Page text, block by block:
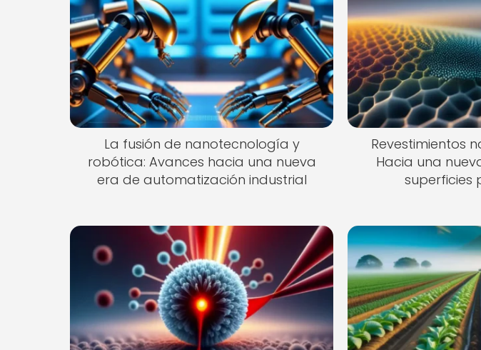
La fusión de nanotecnología y
robótica: Avances hacia una nueva
era de automatización industrial
Revestimientos
Hacia una
superficies